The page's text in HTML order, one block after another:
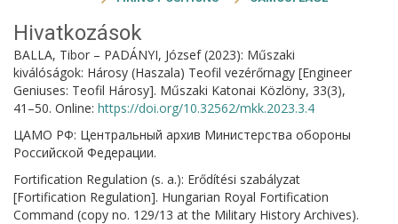
Hivatkozások
BALLA, Tibor – PADÁNYI, József (2023): Műszaki
kiválóságok: Hárosy (Haszala) Teofil vezérőrnagy [Engineer
Geniuses: Teofil Hárosy]. Műszaki Katonai Közlöny, 33(3),
41–50. Online: https://doi.org/10.32562/mkk.2023.3.4
ЦАМО РФ: Центральный архив Министерства обороны
Российской Федерации.
Fortification Regulation (s. a.): Erődítési szabályzat
[Fortification Regulation]. Hungarian Royal Fortification
Command (copy no. 129/13 at the Military History Archives).